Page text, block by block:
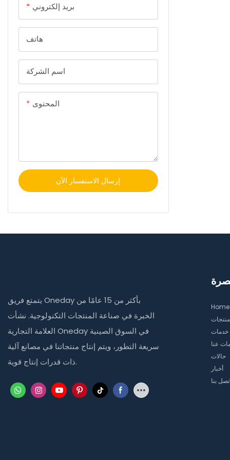
بريد إلكتروني
هاتف
اسم الشركة
المحتوى
إرسال الاستفسار الآن
يتمتع فريق Oneday بأكثر من 15 عامًا من
الخبرة في صناعة المنتجات التكنولوجية. نشأت
العلامة التجارية Oneday في السوق الصينية
سريعة التطور، ويتم إنتاج منتجاتنا في مصانع آلية
ذات قدرات إنتاج قوية.
Home
منتجات
خدمات
عنا
حالات
أخبار
بنا